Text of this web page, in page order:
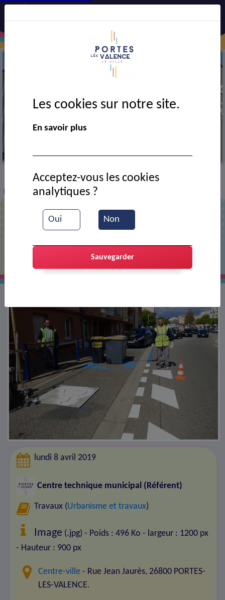
> VIE MUNICIPALE > Ressources documentaires
Marquage au sol par les ateliers
lundi 8 avril 2019
Centre technique municipal (Référent)
Travaux (Urbanisme et travaux)
Image (.jpg) - Poids : 496 Ko - largeur : 1200 px
- Hauteur : 900 px
Centre-ville - Rue Jean Jaurès, 26800 PORTES-
LES-VALENCE.
Les cookies sur notre site.
En savoir plus
Oui Non
Acceptez-vous les cookies
analytiques ?
Sauvegarder